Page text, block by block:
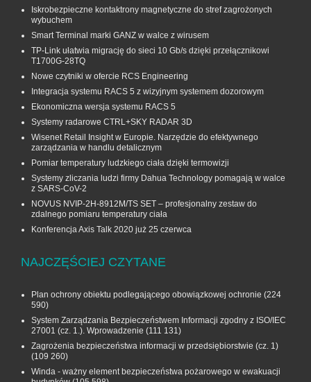
Iskrobezpieczne kontaktrony magnetyczne do stref zagrożonych
wybuchem
Smart Terminal marki GANZ w walce z wirusem
TP-Link ułatwia migrację do sieci 10 Gb/s dzięki przełącznikowi
T1700G‑28TQ
Nowe czytniki w ofercie RCS Engineering
Integracja systemu RACS 5 z wizyjnym systemem dozorowym
Ekonomiczna wersja systemu RACS 5
Systemy radarowe CTRL+SKY RADAR 3D
Wisenet Retail Insight w Europie. Narzędzie do efektywnego
zarządzania w handlu detalicznym
Pomiar temperatury ludzkiego ciała dzięki termowizji
Systemy zliczania ludzi firmy Dahua Technology pomagają w walce
z SARS-CoV-2
NOVUS NVIP-2H-8912M/TS SET – profesjonalny zestaw do
zdalnego pomiaru temperatury ciała
Konferencja Axis Talk 2020 już 25 czerwca
NAJCZĘŚCIEJ CZYTANE
Plan ochrony obiektu podlegającego obowiązkowej ochronie (224
590)
System Zarządzania Bezpieczeństwem Informacji zgodny z ISO/IEC
27001 (cz. 1.). Wprowadzenie (111 131)
Zagrożenia bezpieczeństwa informacji w przedsiębiorstwie (cz. 1)
(109 260)
Winda - ważny element bezpieczeństwa pożarowego w ewakuacji